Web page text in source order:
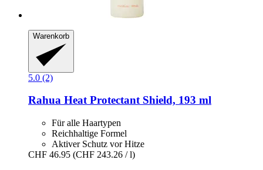
Warenkorb
5.0 (2)
Rahua Heat Protectant Shield, 193 ml
Für alle Haartypen
Reichhaltige Formel
Aktiver Schutz vor Hitze
CHF 46.95 (CHF 243.26 / l)